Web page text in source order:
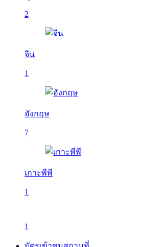
2
จีน
1
อังกฤษ
7
เกาะพีพี
1
1